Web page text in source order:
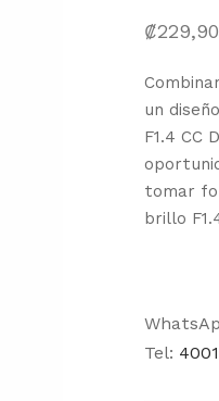
₡
un
F1.4 CC
tomar
brillo
Tel: